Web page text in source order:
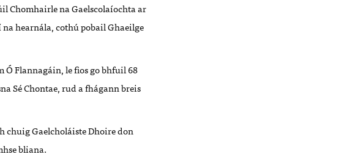
Chomhairle na Gaelscolaíochta ar
hearnála, cothú pobail Ghaeilge
Flannagáin, le fios go bhfuil 68
Sé Chontae, rud a fhágann breis
chuig Gaelcholáiste Dhoire don
bliana.